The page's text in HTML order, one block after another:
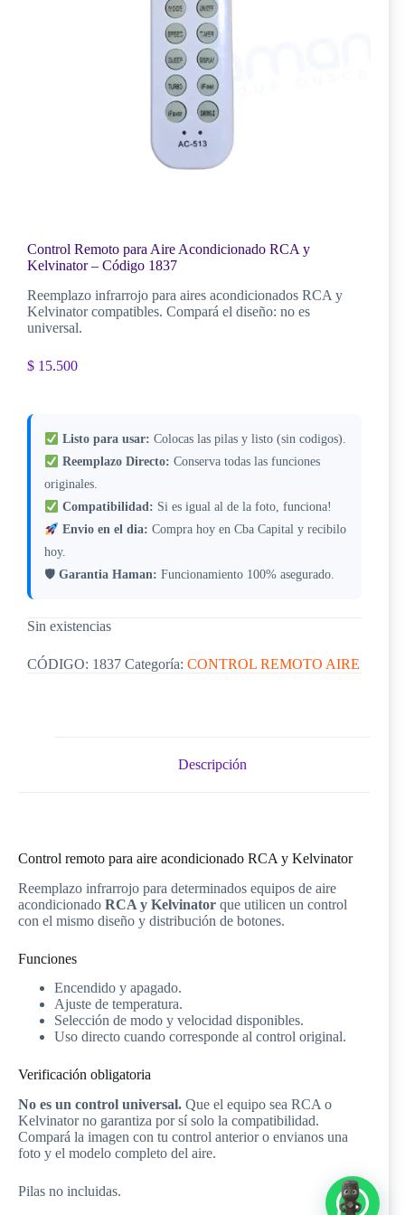
Control Remoto para Aire Acondicionado RCA y
Kelvinator – Código 1837
Reemplazo infrarrojo para aires acondicionados RCA y
Kelvinator compatibles. Compará el diseño: no es
universal.
$ 15.500
Listo para usar: Colocas las pilas y listo (sin codigos).
Reemplazo Directo: Conserva todas las funciones
originales.
Compatibilidad: Si es igual al de la foto, funciona!
Envio en el dia: Compra hoy en Cba Capital y recibilo
hoy.
🛡 Garantia Haman: Funcionamiento 100% asegurado.
Sin existencias
CÓDIGO: 1837 Categoría: CONTROL REMOTO AIRE
Descripción
Control remoto para aire acondicionado RCA y Kelvinator
Reemplazo infrarrojo para determinados equipos de aire
acondicionado RCA y Kelvinator que utilicen un control
con el mismo diseño y distribución de botones.
Funciones
Encendido y apagado.
Ajuste de temperatura.
Selección de modo y velocidad disponibles.
Uso directo cuando corresponde al control original.
Verificación obligatoria
No es un control universal. Que el equipo sea RCA o
Kelvinator no garantiza por sí solo la compatibilidad.
Compará la imagen con tu control anterior o envianos una
foto y el modelo completo del aire.
Pilas no incluidas.